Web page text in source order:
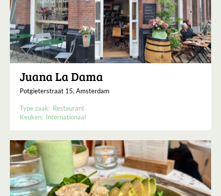
Juana La Dama
Potgieterstraat 15, Amsterdam
Type zaak: Restaurant
Keuken: Internationaal